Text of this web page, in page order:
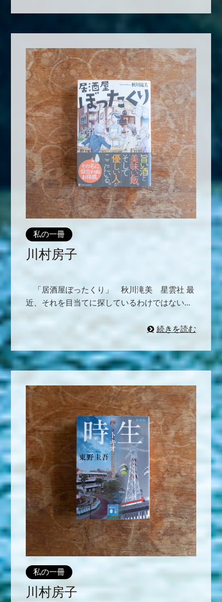
私の一冊
川村房子
「居酒屋ぼったくり」 秋川滝美 星雲社 最
近、それを目当てに探しているわけではない...
続きを読む
私の一冊
川村房子